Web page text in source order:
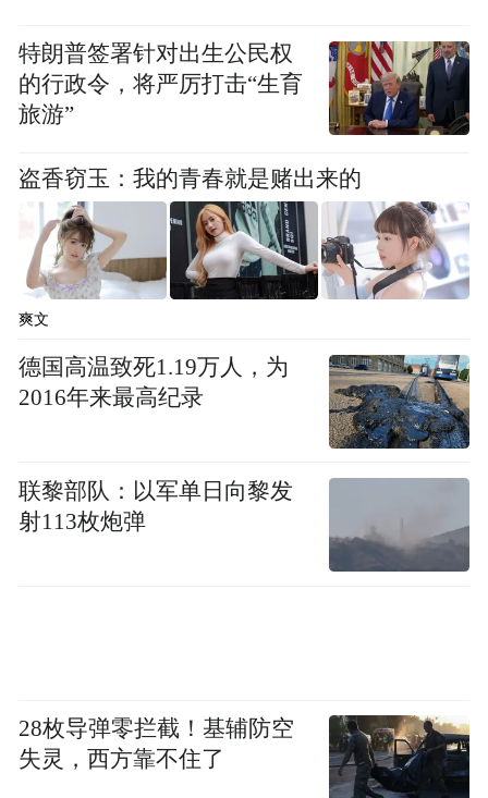
更关键的是，外部环境也在变。去年特斯拉
中国裁员给的是N+3，大众中国给的是N+6，
整个行业都在降本增效，奔驰没必要再硬撑
着当“冤大头”。当所有同行都在收紧腰带，
现实，也不划算。
所以，与其说奔驰变抠了，不如说它终于认
清了现实：在销量和利润双双告急的当下，
首先要保证的是自己能活下去，而不是死要
如果把时间拉回到两年前，外资车企裁员还
带着一股“竞赛式补偿”的味道，大家比的不
是谁裁得多，而是谁赔得大方。那时候的
特朗普签署针对出生公民权
的行政令，将严厉打击“生育
旅游”
盗香窃玉：我的青春就是赌出来的
爽文
德国高温致死1.19万人，为
2016年来最高纪录
联黎部队：以军单日向黎发
射113枚炮弹
28枚导弹零拦截！基辅防空
失灵，西方靠不住了